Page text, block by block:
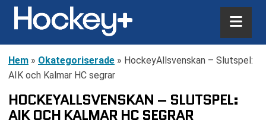
Hem » Okategoriserade » HockeyAllsvenskan – Slutspel:
AIK och Kalmar HC segrar
HOCKEYALLSVENSKAN – SLUTSPEL:
AIK OCH KALMAR HC SEGRAR